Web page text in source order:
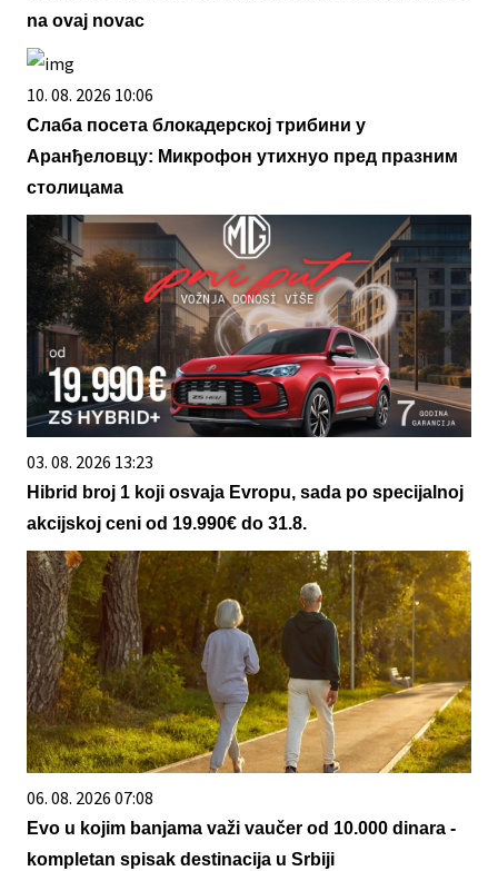
na ovaj novac
10. 08. 2026 10:06
Слаба посета блокадерској трибини у
Аранђеловцу: Микрофон утихнуо пред празним
столицама
03. 08. 2026 13:23
Hibrid broj 1 koji osvaja Evropu, sada po specijalnoj
akcijskoj ceni od 19.990€ do 31.8.
06. 08. 2026 07:08
Evo u kojim banjama važi vaučer od 10.000 dinara -
kompletan spisak destinacija u Srbiji